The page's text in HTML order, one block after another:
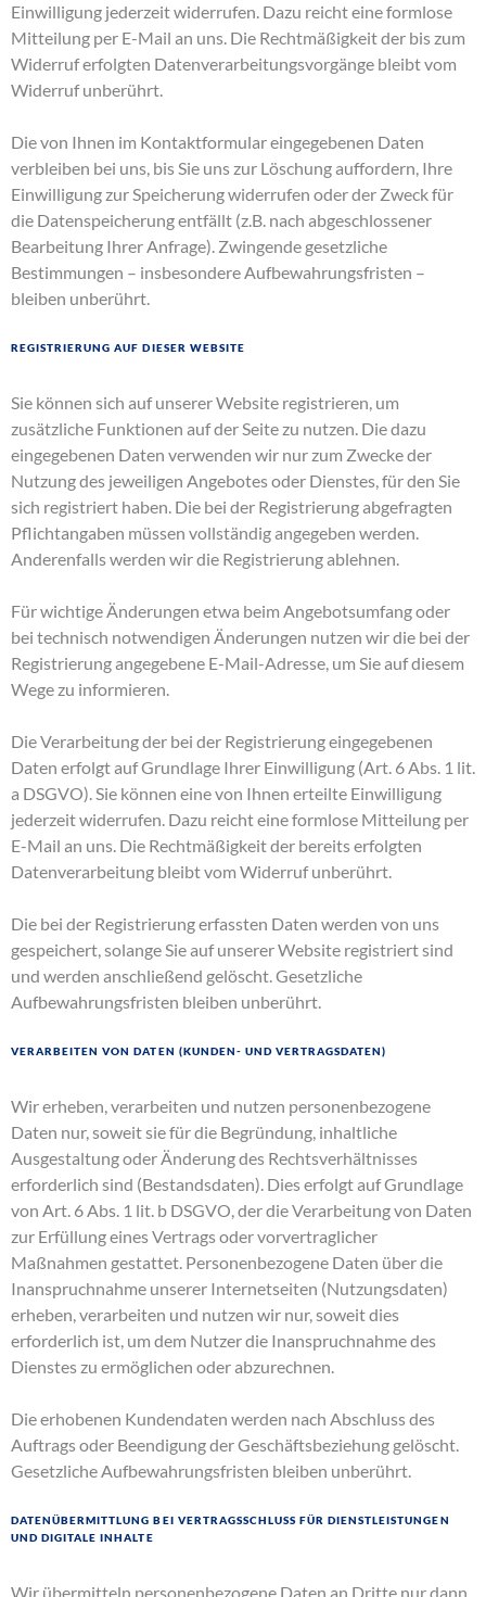
Einwilligung jederzeit widerrufen. Dazu reicht eine formlose
Mitteilung per E-Mail an uns. Die Rechtmäßigkeit der bis zum
Widerruf erfolgten Datenverarbeitungsvorgänge bleibt vom
Widerruf unberührt.
Die von Ihnen im Kontaktformular eingegebenen Daten
verbleiben bei uns, bis Sie uns zur Löschung auffordern, Ihre
Einwilligung zur Speicherung widerrufen oder der Zweck für
die Datenspeicherung entfällt (z.B. nach abgeschlossener
Bearbeitung Ihrer Anfrage). Zwingende gesetzliche
Bestimmungen – insbesondere Aufbewahrungsfristen –
bleiben unberührt.
Registrierung auf dieser Website
Sie können sich auf unserer Website registrieren, um
zusätzliche Funktionen auf der Seite zu nutzen. Die dazu
eingegebenen Daten verwenden wir nur zum Zwecke der
Nutzung des jeweiligen Angebotes oder Dienstes, für den Sie
sich registriert haben. Die bei der Registrierung abgefragten
Pflichtangaben müssen vollständig angegeben werden.
Anderenfalls werden wir die Registrierung ablehnen.
Für wichtige Änderungen etwa beim Angebotsumfang oder
bei technisch notwendigen Änderungen nutzen wir die bei der
Registrierung angegebene E-Mail-Adresse, um Sie auf diesem
Wege zu informieren.
Die Verarbeitung der bei der Registrierung eingegebenen
Daten erfolgt auf Grundlage Ihrer Einwilligung (Art. 6 Abs. 1 lit.
a DSGVO). Sie können eine von Ihnen erteilte Einwilligung
jederzeit widerrufen. Dazu reicht eine formlose Mitteilung per
E-Mail an uns. Die Rechtmäßigkeit der bereits erfolgten
Datenverarbeitung bleibt vom Widerruf unberührt.
Die bei der Registrierung erfassten Daten werden von uns
gespeichert, solange Sie auf unserer Website registriert sind
und werden anschließend gelöscht. Gesetzliche
Aufbewahrungsfristen bleiben unberührt.
Verarbeiten von Daten (Kunden- und Vertragsdaten)
Wir erheben, verarbeiten und nutzen personenbezogene
Daten nur, soweit sie für die Begründung, inhaltliche
Ausgestaltung oder Änderung des Rechtsverhältnisses
erforderlich sind (Bestandsdaten). Dies erfolgt auf Grundlage
von Art. 6 Abs. 1 lit. b DSGVO, der die Verarbeitung von Daten
zur Erfüllung eines Vertrags oder vorvertraglicher
Maßnahmen gestattet. Personenbezogene Daten über die
Inanspruchnahme unserer Internetseiten (Nutzungsdaten)
erheben, verarbeiten und nutzen wir nur, soweit dies
erforderlich ist, um dem Nutzer die Inanspruchnahme des
Dienstes zu ermöglichen oder abzurechnen.
Die erhobenen Kundendaten werden nach Abschluss des
Auftrags oder Beendigung der Geschäftsbeziehung gelöscht.
Gesetzliche Aufbewahrungsfristen bleiben unberührt.
Datenübermittlung bei Vertragsschluss für Dienstleistungen
und digitale Inhalte
Wir übermitteln personenbezogene Daten an Dritte nur dann,